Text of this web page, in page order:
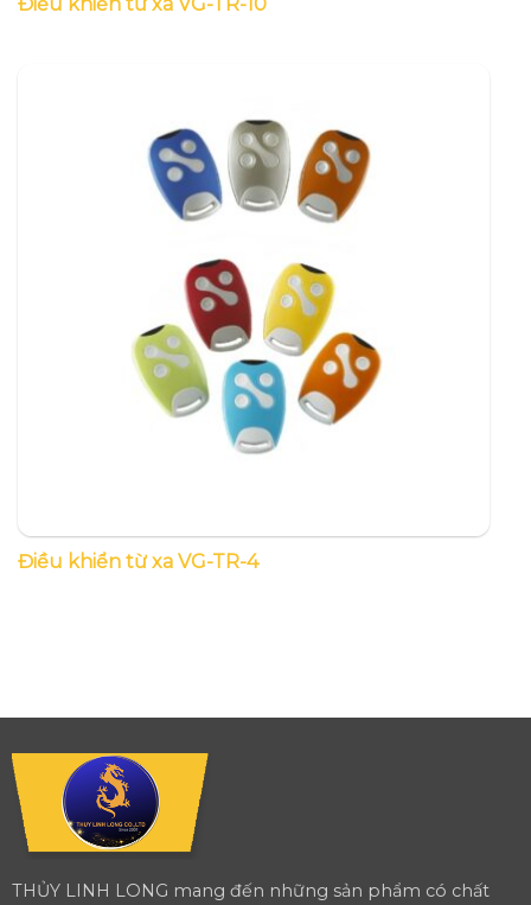
Điều khiển từ xa VG-TR-10
Điều khiển từ xa VG-TR-4
THỦY LINH LONG mang đến những sản phẩm có chất